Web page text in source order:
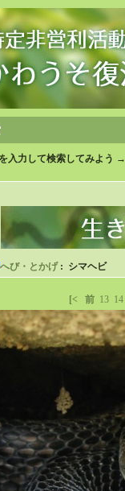
入力して検索してみよう →
へび・とかげ: シマヘビ
[< 前 13 14